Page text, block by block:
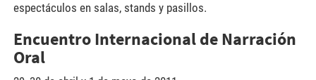
espectáculos en salas, stands y pasillos.
Encuentro Internacional de Narración
Oral